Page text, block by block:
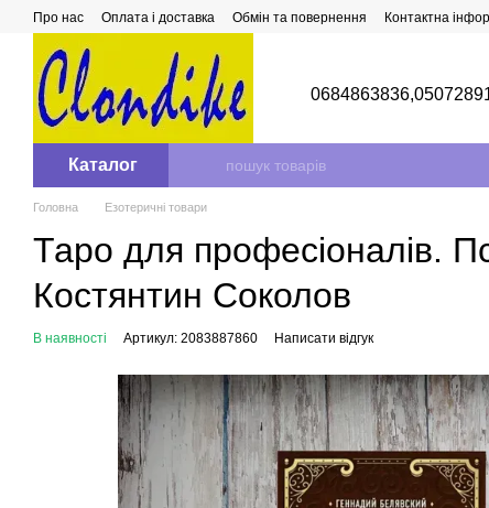
Перейти до основного контенту
Про нас Оплата і доставка Обмін та повернення Контактна
0684863836,
Каталог
Головна Езотеричні товари
Таро для професіоналів.
Костянтин Соколов
В наявності Артикул: 2083887860 Написати відгук